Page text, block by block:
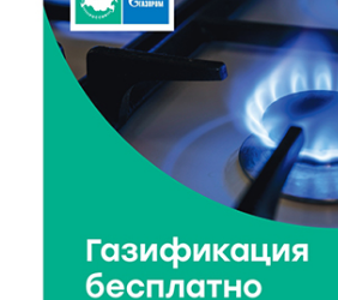
Сладкая программа в Твери:
рассказ о жизни пчёл
7 Авг 2026 15:41 109
Открыт набор на программу
студентов российских вузов
7 Авг 2026 15:37 115
Жителям Тверской области